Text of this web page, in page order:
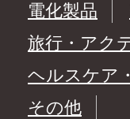
電化製品
旅行・アク
ヘルスケア
その他